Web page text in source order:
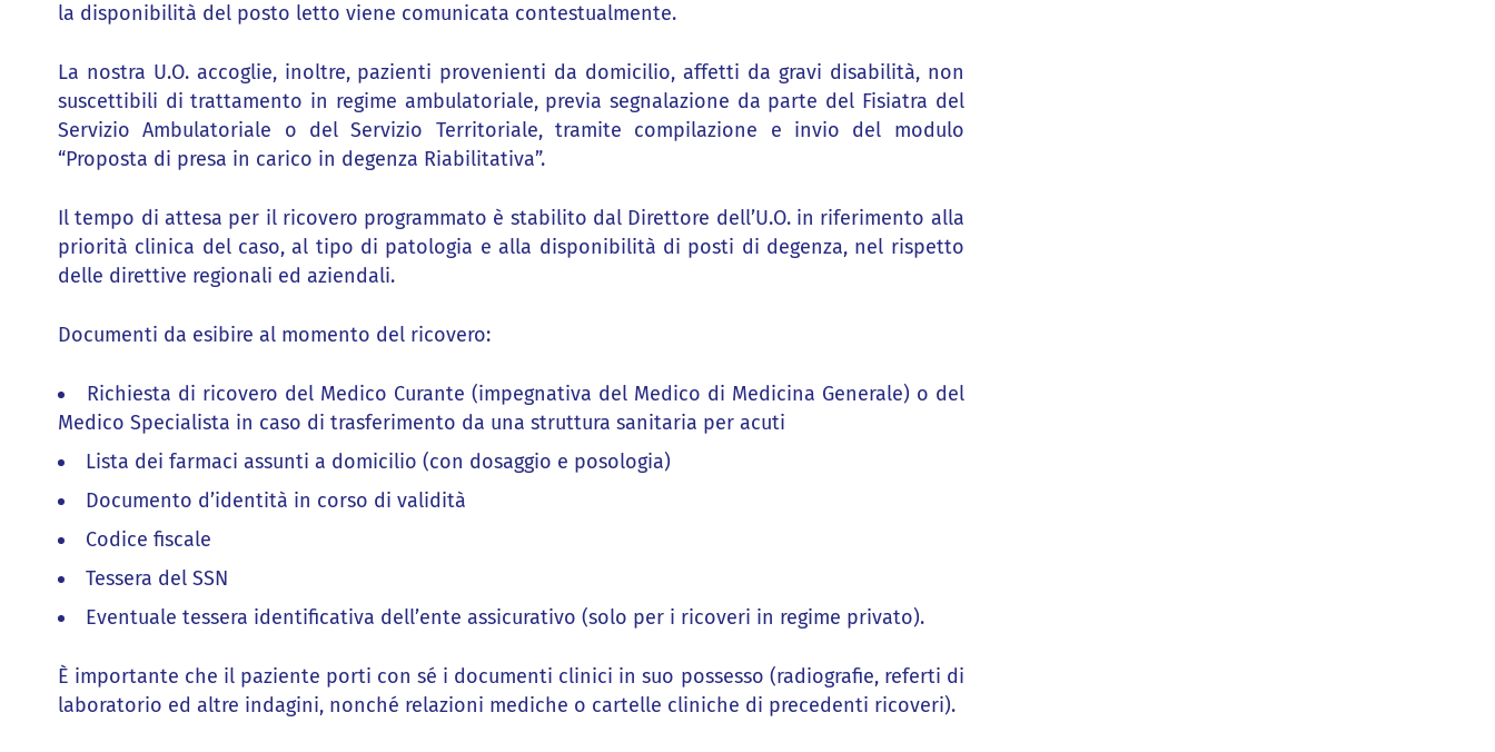
la disponibilità del posto letto viene comunicata contestualmente.
La nostra U.O. accoglie, inoltre, pazienti provenienti da domicilio, affetti da gravi disabilità, non
suscettibili di trattamento in regime ambulatoriale, previa segnalazione da parte del Fisiatra del
Servizio Ambulatoriale o del Servizio Territoriale, tramite compilazione e invio del modulo
“Proposta di presa in carico in degenza Riabilitativa”.
Il tempo di attesa per il ricovero programmato è stabilito dal Direttore dell’U.O. in riferimento alla
priorità clinica del caso, al tipo di patologia e alla disponibilità di posti di degenza, nel rispetto
delle direttive regionali ed aziendali.
Documenti da esibire al momento del ricovero:
Richiesta di ricovero del Medico Curante (impegnativa del Medico di Medicina Generale) o del
Medico Specialista in caso di trasferimento da una struttura sanitaria per acuti
Lista dei farmaci assunti a domicilio (con dosaggio e posologia)
Documento d’identità in corso di validità
Codice fiscale
Tessera del SSN
Eventuale tessera identificativa dell’ente assicurativo (solo per i ricoveri in regime privato).
È importante che il paziente porti con sé i documenti clinici in suo possesso (radiografie, referti di
laboratorio ed altre indagini, nonché relazioni mediche o cartelle cliniche di precedenti ricoveri).